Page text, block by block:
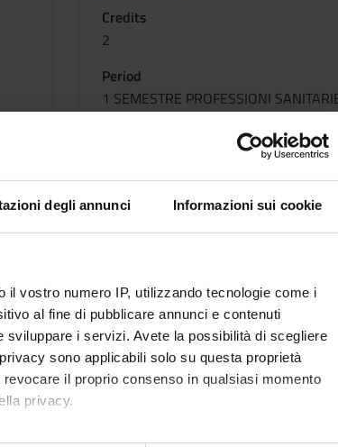
degli annunci Informazioni sui cookie
vostro numero IP, utilizzando tecnologie come i
al fine di pubblicare annunci e contenuti
i servizi. Avete la possibilità di scegliere
sono applicabili solo su questa proprietà
il proprio consenso in qualsiasi momento
privacy.
Credits
2
Period
1 SEMESTRE PROFESSIONI
Maria
Lessons timetable
in